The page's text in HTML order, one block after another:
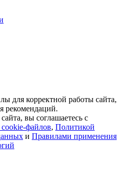
для корректной работы сайта,
рекомендаций.
вы соглашаетесь с
файлов, Политикой
и Правилами применения